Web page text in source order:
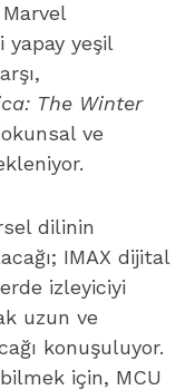
yeşil
The Winter
ve
dilinin
IMAX dijital
izleyiciyi
uzun ve
konuşuluyor.
için, MCU